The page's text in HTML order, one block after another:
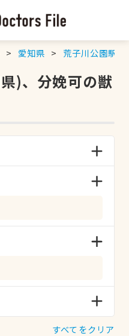
愛知県 荒子川公園駅
)、分娩可の獣
すべてをクリア